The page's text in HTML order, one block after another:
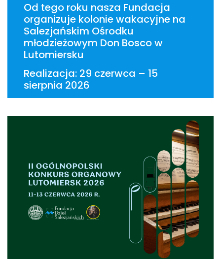
Od tego roku nasza Fundacja
organizuje kolonie wakacyjne na
Salezjańskim Ośrodku
młodzieżowym Don Bosco w
Lutomiersku
Realizacja: 29 czerwca – 15
sierpnia 2026